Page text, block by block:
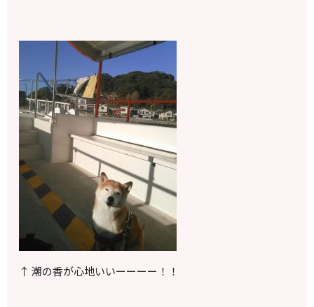
↑ 潮の香が心地いいーーーー！！